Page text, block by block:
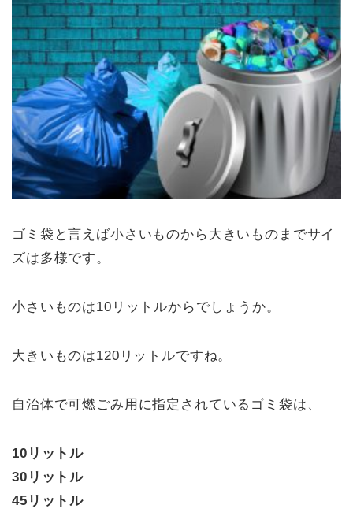
ゴミ袋と言えば小さいものから大きいものまでサイ
ズは多様です。
小さいものは10リットルからでしょうか。
大きいものは120リットルですね。
自治体で可燃ごみ用に指定されているゴミ袋は、
10リットル
30リットル
45リットル